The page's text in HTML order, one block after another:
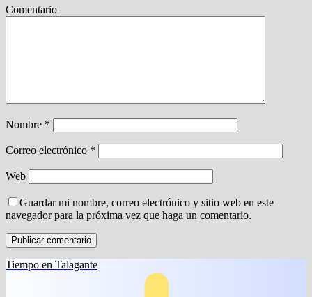
Comentario
Nombre *
Correo electrónico *
Web
Guardar mi nombre, correo electrónico y sitio web en este
navegador para la próxima vez que haga un comentario.
Tiempo en Talagante